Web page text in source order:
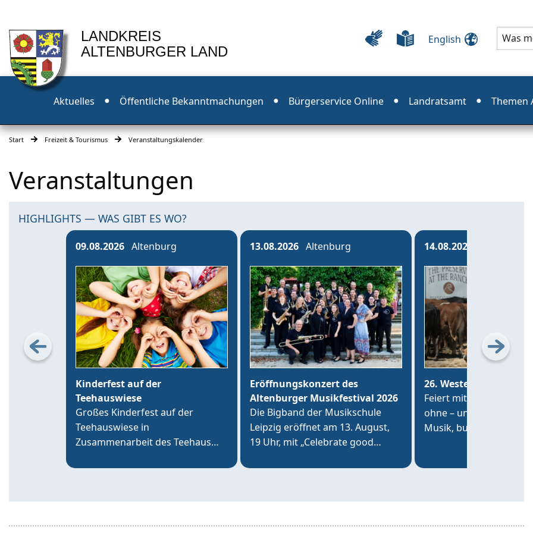
LANDKREIS
ALTENBURGER LAND
English
Aktuelles Öffentliche Bekanntmachungen Bürgerservice Online Landratsamt Themen
Start Freizeit & Tourismus Veranstaltungskalender
Veranstaltungen
HIGHLIGHTS — WAS GIBT ES WO?
09.08.2026 Altenburg
Kinderfest auf der
Teehauswiese
Großes Kinderfest auf der
Teehauswiese in
Zusammenarbeit des Teehaus
der VR-Bank Altenburger Land,
und über 20 Vereinen der Region.
13.08.2026 Altenburg
Eröffnungskonzert des
Altenburger Musikfestival 2026
Die Bigband der Musikschule
Leipzig eröffnet am 13. August,
19 Uhr, mit „Celebrate good
an der Brüderkirche das
14.08.2026
26. Westerntage
Feiert mit uns – im
ohne – und genießt drei
Musik, buntes